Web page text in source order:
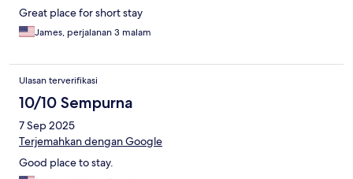
Great place for short stay
James, perjalanan 3 malam
Ulasan terverifikasi
10/10 Sempurna
7 Sep 2025
Terjemahkan dengan Google
Good place to stay.